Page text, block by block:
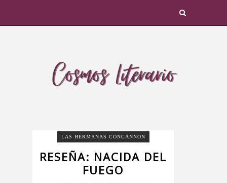
LAS HERMANAS CONCANNON
RESEÑA: NACIDA DEL
FUEGO